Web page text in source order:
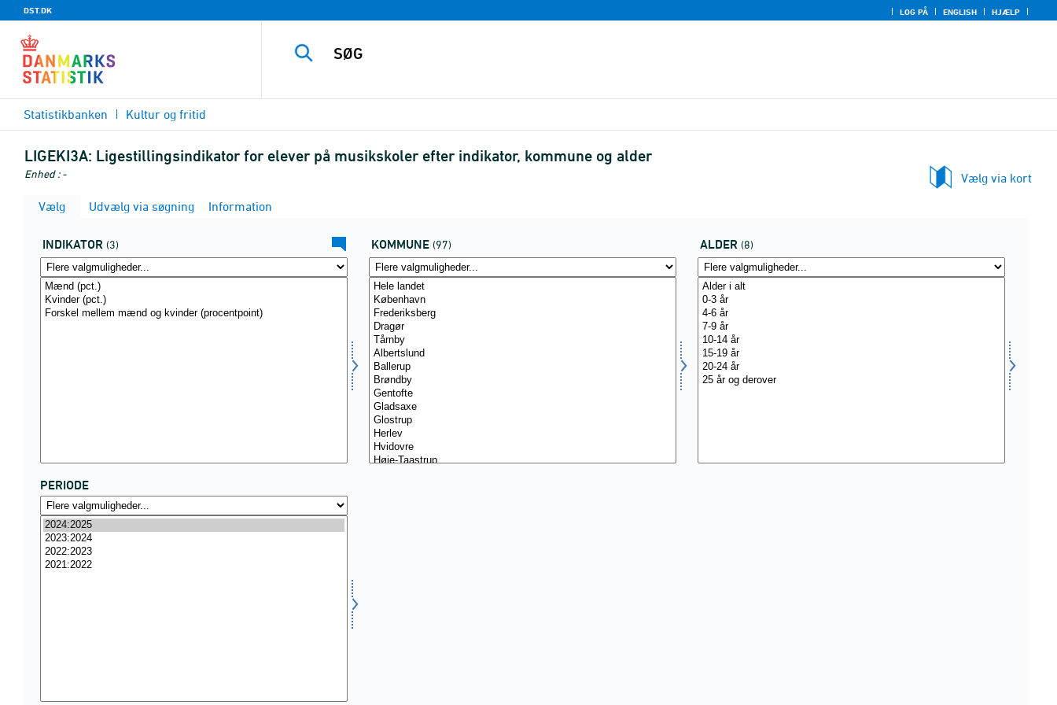
DST.DK LOG PÅ ENGLISH HJÆLP
Statistikbanken Kultur og fritid
LIGEKI3A: Ligestillingsindikator for elever på musikskoler efter indikator, kommune og alder
Enhed : -
Vælg via kort
Vælg
Udvælg via søgning Information
INDIKATOR (3) KOMMUNE (97) ALDER (8)
PERIODE